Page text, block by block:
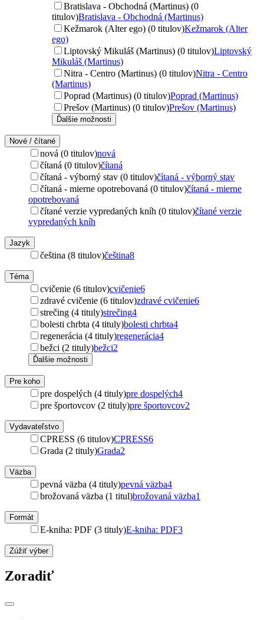
Bratislava - Obchodná (Martinus) (0
titulov)Bratislava - Obchodná (Martinus)
Kežmarok (Alter ego) (0 titulov)Kežmarok (Alter
ego)
Liptovský Mikuláš (Martinus) (0 titulov)Liptovský
Mikuláš (Martinus)
Nitra - Centro (Martinus) (0 titulov)Nitra - Centro
(Martinus)
Poprad (Martinus) (0 titulov)Poprad (Martinus)
Prešov (Martinus) (0 titulov)Prešov (Martinus)
Ďalšie možnosti
Nové / čítané
nová (0 titulov)nová
čítaná (0 titulov)čítaná
čítaná - výborný stav (0 titulov)čítaná - výborný stav
čítaná - mierne opotrebovaná (0 titulov)čítaná - mierne
opotrebovaná
čítané verzie vypredaných kníh (0 titulov)čítané verzie
vypredaných kníh
Jazyk
čeština (8 titulov)čeština8
Téma
cvičenie (6 titulov)cvičenie6
zdravé cvičenie (6 titulov)zdravé cvičenie6
strečing (4 tituly)strečing4
bolesti chrbta (4 tituly)bolesti chrbta4
regenerácia (4 tituly)regenerácia4
bežci (2 tituly)bežci2
Ďalšie možnosti
Pre koho
pre dospelých (4 tituly)pre dospelých4
pre športovcov (2 tituly)pre športovcov2
Vydavateľstvo
CPRESS (6 titulov)CPRESS6
Grada (2 tituly)Grada2
Väzba
pevná väzba (4 tituly)pevná väzba4
brožovaná väzba (1 titul)brožovaná väzba1
Formát
E-kniha: PDF (3 tituly)E-kniha: PDF3
Zúžiť výber
Zoradiť